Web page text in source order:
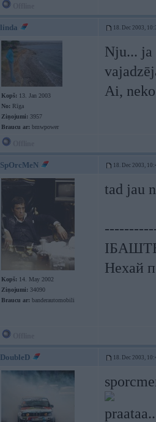
linda 18. Dec 2003,
Kopš: 13. Jan 2003
No: Rīga
Ziņojumi: 3957
Braucu ar: bmwpower
Nju... ja
Ai,
SpOrcMeN 18. Dec 2003,
Kopš: 14. May 2002
Ziņojumi: 34090
Braucu ar: banderautomobili
tad jau
Нехай
DoubleD 18. Dec 2003,
praataa..